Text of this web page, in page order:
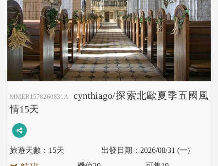
MMER1578260831A
cynthiago/探索北歐夏季五國風
情15天
15天 2026/08/31 (一)